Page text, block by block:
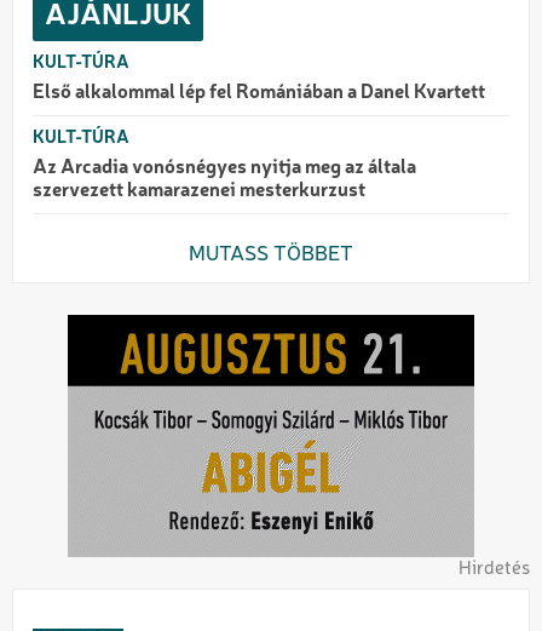
AJÁNLJUK
KULT-TÚRA
Első alkalommal lép fel Romániában a Danel Kvartett
KULT-TÚRA
Az Arcadia vonósnégyes nyitja meg az általa
szervezett kamarazenei mesterkurzust
MUTASS TÖBBET
Hirdetés